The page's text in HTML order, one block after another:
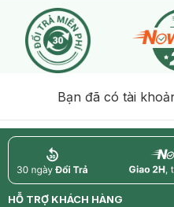
Bạn đã có tài
return
HỖ TRỢ KHÁCH HÀNG